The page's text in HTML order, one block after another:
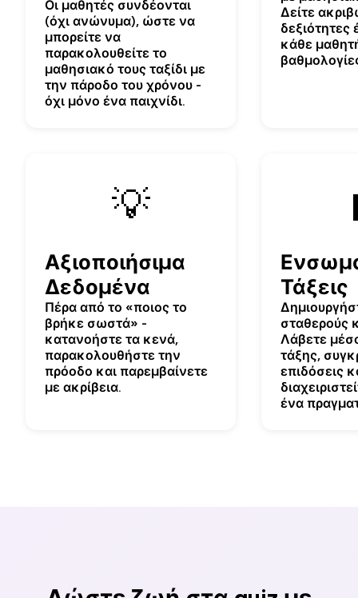
Οι μαθητές συνδέονται
(όχι ανώνυμα), ώστε να
μπορείτε να
παρακολουθείτε το
μαθησιακό τους ταξίδι με
την πάροδο του χρόνου -
όχι μόνο ένα παιχνίδι.
Δείτε
δεξιότητες
κάθε
💡
Αξιοποιήσιμα
Δεδομένα
Πέρα από το «ποιος το
βρήκε σωστά» -
κατανοήστε τα κενά,
παρακολουθήστε την
πρόοδο και παρεμβαίνετε
με ακρίβεια.
Τάξεις
σταθερούς
Λάβετε
τάξης,
επιδόσεις
ένα